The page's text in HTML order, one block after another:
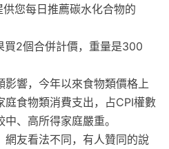
您每日推薦碳水化合物的
買2個合併計價，重量是300
影響，今年以來食物類價格上
庭食物類消費支出，占CPI權數
、高所得家庭嚴重。
網友看法不同，有人贊同的說